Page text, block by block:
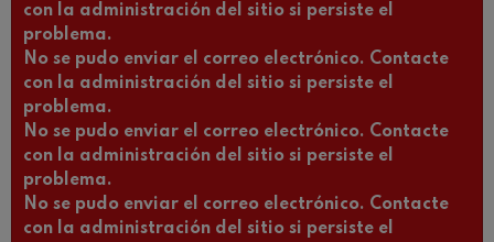
con la administración del sitio si persiste el
problema.
No se pudo enviar el correo electrónico. Contacte
con la administración del sitio si persiste el
problema.
No se pudo enviar el correo electrónico. Contacte
con la administración del sitio si persiste el
problema.
No se pudo enviar el correo electrónico. Contacte
con la administración del sitio si persiste el